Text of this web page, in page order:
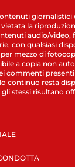
giornalistici
la
audio/video,
con qualsiasi
mezzo di
a copia non
commenti
continuo resta
stessi risultano